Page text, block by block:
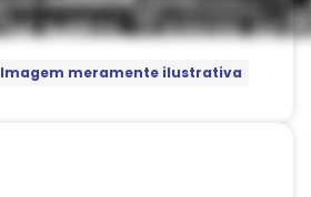
Imagem meramente ilustrativa